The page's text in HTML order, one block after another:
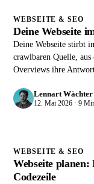
WEBSEITE & SEO
Deine Webseite
Deine Webseite stirbt
crawlbaren Quelle,
Overviews ihre
Lennart Wächter
12. Mai 2026 · 9
WEBSEITE & SEO
Webseite planen:
Codezeile